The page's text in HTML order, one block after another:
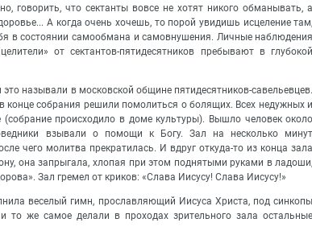
говорить, что сектанты вовсе не хотят никого обманывать, а
А когда очень хочешь, то порой увидишь исцеление там,
в состоянии самообмана и самовнушения. Личные наблюдения
от сектантов-пятидесятников пребывают в глубокой
называли в московской общине пятидесятников-савельевцев.
собрания решили помолиться о болящих. Всех недужных и
происходило в доме культуры). Вышло человек около
взывали о помощи к Богу. Зал на несколько минут
чего молитва прекратилась. И вдруг откуда-то из конца зала
она запрыгала, хлопая при этом поднятыми руками в ладоши,
Зал гремел от криков: «Слава Иисусу! Слава Иисусу!»
веселый гимн, прославляющий Иисуса Христа, под синкопы
то же самое делали в проходах зрительного зала остальные